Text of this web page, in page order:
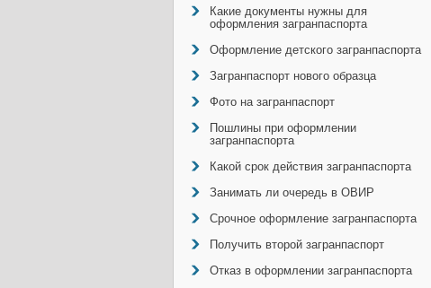
Какие документы нужны для
оформления загранпаспорта
Оформление детского загранпаспорта
Загранпаспорт нового образца
Фото на загранпаспорт
Пошлины при оформлении
загранпаспорта
Какой срок действия загранпаспорта
Занимать ли очередь в ОВИР
Срочное оформление загранпаспорта
Получить второй загранпаспорт
Отказ в оформлении загранпаспорта